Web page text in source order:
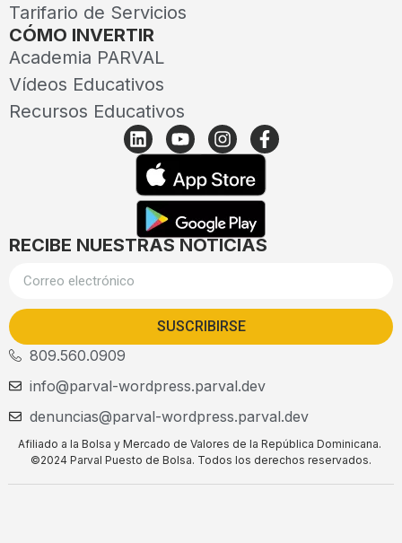
Tarifario de Servicios
CÓMO INVERTIR
Academia PARVAL
Vídeos Educativos
Recursos Educativos
RECIBE NUESTRAS NOTICIAS
SUSCRIBIRSE
809.560.0909
info@parval-wordpress.parval.dev
denuncias@parval-wordpress.parval.dev
Afiliado a la Bolsa y Mercado de Valores de la República Dominicana.
©2024 Parval Puesto de Bolsa. Todos los derechos reservados.